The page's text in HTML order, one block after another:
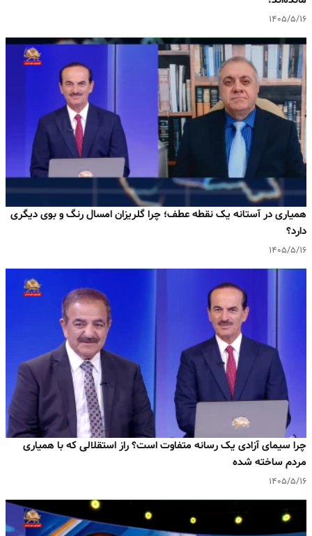
۱۴۰۵/۵/۱۶
همیاری در آستانه یک نقطه عطف؛ چرا گلریزان امسال رنگ و بوی دیگری
دارد؟
۱۴۰۵/۵/۱۶
چرا سیمای آزادی یک رسانه متفاوت است؟ راز استقلالی که با همیاری
مردم ساخته شده
۱۴۰۵/۵/۱۶